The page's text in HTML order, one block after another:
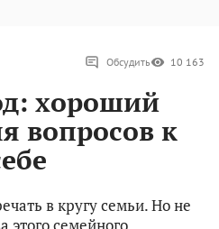
Обсудить 10 163
хороший
вопросов к
в кругу семьи. Но не